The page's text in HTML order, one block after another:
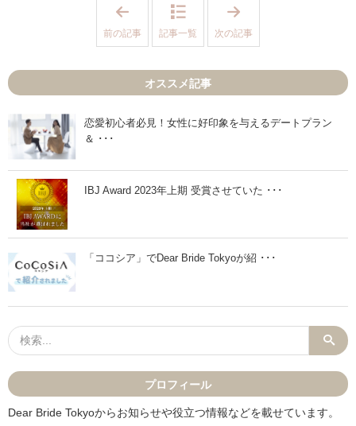
デ
ト
代
っ
ど
う
い
レ
真
で
？
」
前の記事 記事一覧
期
ス
メ
デ
ー
ト
」
次の記事
オススメ記事
恋愛初心者必見！女性に好印象を与えるデートプラン
＆ ･･･
IBJ Award 2023年上期 受賞させていた ･･･
「ココシア」でDear Bride Tokyoが紹 ･･･
プロフィール
Dear Bride Tokyoからお知らせや役立つ情報などを載せています。